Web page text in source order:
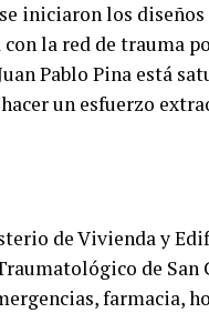
iniciaron los
la red de trauma
Pablo Pina está
un esfuerzo
de Vivienda y
de San
farmacia,